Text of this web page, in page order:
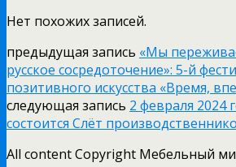
Нет похожих записей.
предыдущая запись «Мы
русское сосредоточение»: 5-й
позитивного искусства «Время,
следующая запись 2 февраля 2024
состоится Слёт
All content Copyright Мебельный